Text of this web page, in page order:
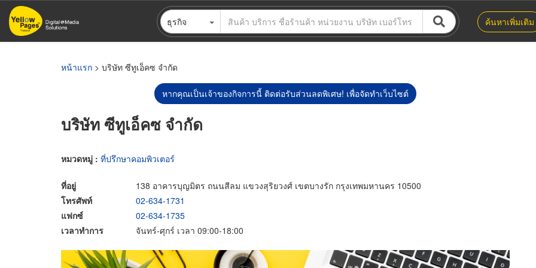
ข้าม
ไป
ธุรกิจ ค้นหาเพิ่มเติม
หน้าแรก > บริษัท ซีทูเอ็คซ จำกัด
หากคุณเป็นเจ้าของกิจการนี้ ติดต่อรับส่วนลดพิเศษ! เพื่อจัดทำเว็บไซต์
บริษัท ซีทูเอ็คซ จำกัด
หมวดหมู่ : ที่ปรึกษาคอมพิวเตอร์
ที่อยู่
138 อาคารบุญมิตร ถนนสีลม แขวงสุริยวงศ์ เขตบางรัก กรุงเทพมหานคร 10500
โทรศัพท์
02-634-1731
แฟกซ์
02-634-1735
เวลาทำการ
จันทร์-ศุกร์ เวลา 09:00-18:00